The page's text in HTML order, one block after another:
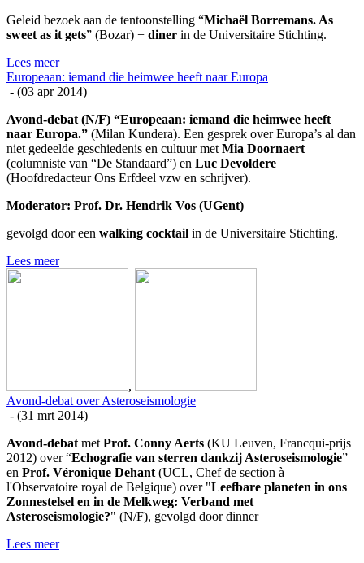
Geleid bezoek aan de tentoonstelling “Michaël Borremans. As
sweet as it gets” (Bozar) + diner in de Universitaire Stichting.
Lees meer
Europeaan: iemand die heimwee heeft naar Europa
- (03 apr 2014)
Avond-debat (N/F) “Europeaan: iemand die heimwee heeft
naar Europa.” (Milan Kundera). Een gesprek over Europa’s al dan
niet gedeelde geschiedenis en cultuur met Mia Doornaert
(columniste van “De Standaard”) en Luc Devoldere
(Hoofdredacteur Ons Erfdeel vzw en schrijver).
Moderator: Prof. Dr. Hendrik Vos (UGent)
gevolgd door een walking cocktail in de Universitaire Stichting.
Lees meer
,
Avond-debat over Asteroseismologie
- (31 mrt 2014)
Avond-debat met Prof. Conny Aerts (KU Leuven, Francqui-prijs
2012) over “Echografie van sterren dankzij Asteroseismologie”
en Prof. Véronique Dehant (UCL, Chef de section à
l'Observatoire royal de Belgique) over "Leefbare planeten in ons
Zonnestelsel en in de Melkweg: Verband met
Asteroseismologie?" (N/F), gevolgd door dinner
Lees meer